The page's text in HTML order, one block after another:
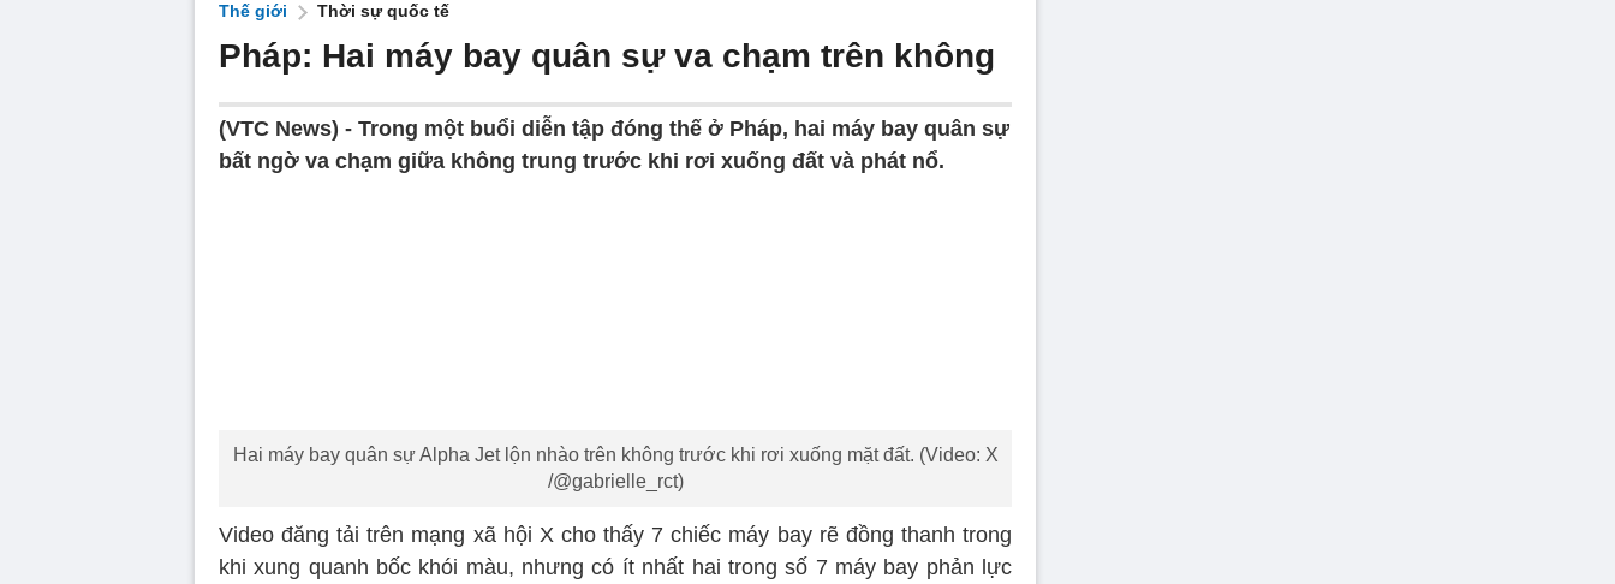
Thế giới Thời sự quốc tế
Pháp: Hai máy bay quân sự va chạm trên không
(VTC News) - Trong một buổi diễn tập đóng thế ở Pháp, hai máy bay quân sự
bất ngờ va chạm giữa không trung trước khi rơi xuống đất và phát nổ.
Hai máy bay quân sự Alpha Jet lộn nhào trên không trước khi rơi xuống mặt đất. (Video: X
/@gabrielle_rct)
Video đăng tải trên mạng xã hội X cho thấy 7 chiếc máy bay rẽ đồng thanh trong
khi xung quanh bốc khói màu, nhưng có ít nhất hai trong số 7 máy bay phản lực